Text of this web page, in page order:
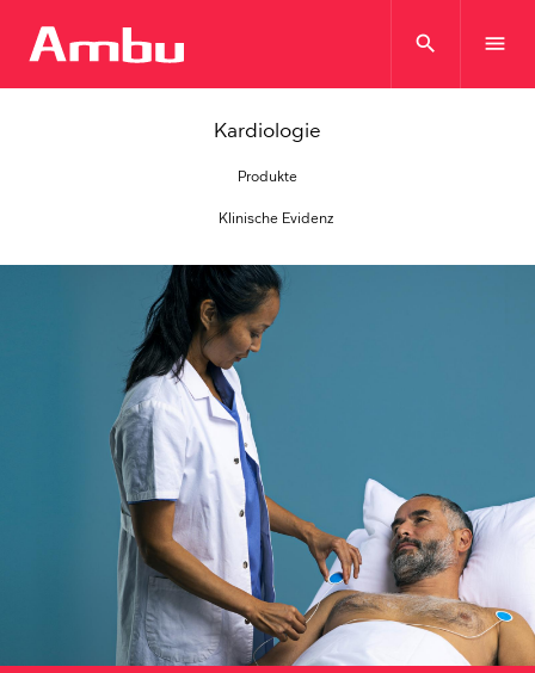
search menu
Kardiologie
Produkte
Klinische Evidenz